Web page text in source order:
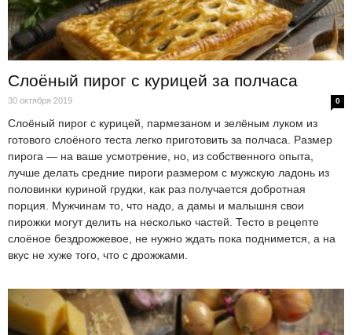
Слоёный пирог с курицей за полчаса
30 октября 2019 0
Слоёный пирог с курицей, пармезаном и зелёным луком из
готового слоёного теста легко приготовить за полчаса. Размер
пирога — на ваше усмотрение, но, из собственного опыта,
лучше делать средние пироги размером с мужскую ладонь из
половинки куриной грудки, как раз получается добротная
порция. Мужчинам то, что надо, а дамы и малышня свои
пирожки могут делить на несколько частей. Тесто в рецепте
слоёное бездрожжевое, не нужно ждать пока поднимется, а на
вкус не хуже того, что с дрожжами.